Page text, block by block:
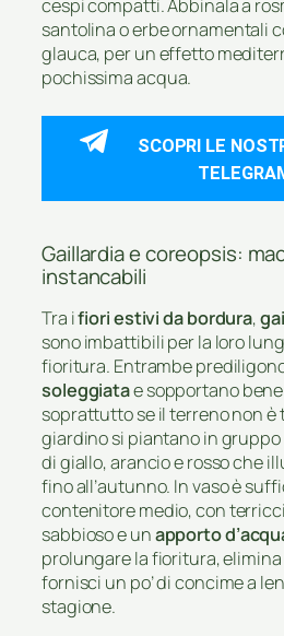
cespi compatti. Abbinala a
santolina o erbe ornamentali
glauca, per un effetto
pochissima acqua.
SCOPRI LE
Gaillardia e coreopsis:
instancabili
Tra ifiori estivi da bordura,
sono imbattibili per la loro
fioritura. Entrambe
soleggiatae sopportano
soprattutto se il terreno non è
giardino si piantano in
di giallo, arancio e rosso che
fino all’autunno. In vaso è
contenitore medio, con
sabbioso e unapporto
prolungare la fioritura,
fornisci un po’ di concime a
stagione.